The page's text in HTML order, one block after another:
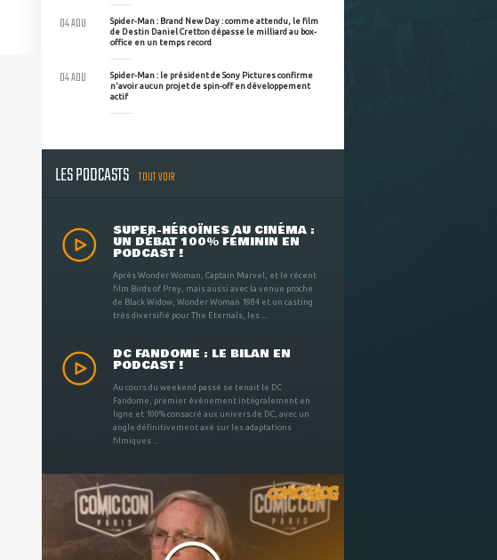
Spider-Man : Brand New Day : comme attendu, le film
de Destin Daniel Cretton dépasse le milliard au box-
office en un temps record
04 AOU
Spider-Man : le président de Sony Pictures confirme
n'avoir aucun projet de spin-off en développement
actif
04 AOU
LES PODCASTS TOUT VOIR
SUPER-HÉROÏNES AU CINÉMA :
UN DÉBAT 100% FÉMININ EN
PODCAST !
Après Wonder Woman, Captain Marvel, et le récent
film Birds of Prey, mais aussi avec la venue proche
de Black Widow, Wonder Woman 1984 et un casting
très diversifié pour The Eternals, les ...
DC FANDOME : LE BILAN EN
PODCAST !
Au cours du weekend passé se tenait le DC
Fandome, premier évènement intégralement en
ligne et 100% consacré aux univers de DC, avec un
angle définitivement axé sur les adaptations
filmiques ...